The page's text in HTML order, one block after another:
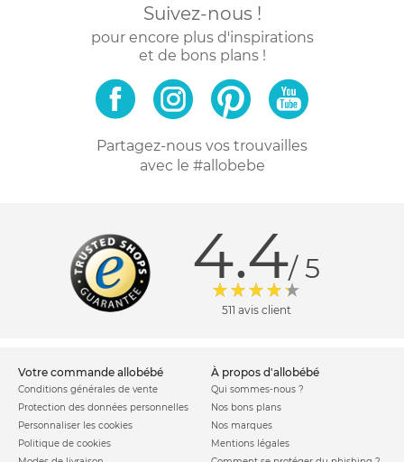
Suivez-nous !
pour encore plus d'inspirations
et de bons plans !
Partagez-nous vos trouvailles
avec le #allobebe
4.4/ 5
511 avis client
votre commande allobébé
Conditions générales de vente
Protection des données personnelles
Personnaliser les cookies
Politique de cookies
à propos d'allobébé
Qui sommes-nous ?
Nos bons plans
Nos marques
Mentions légales